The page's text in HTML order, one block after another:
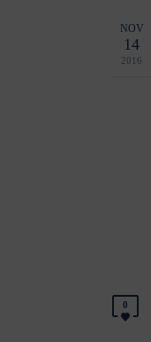
NOV
14
2016
0